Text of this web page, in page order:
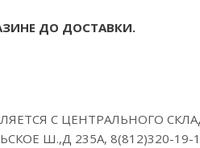
ДО ДОСТАВКИ.
С ЦЕНТРАЛЬНОГО
Ш.,Д 235А, 8(812)320-